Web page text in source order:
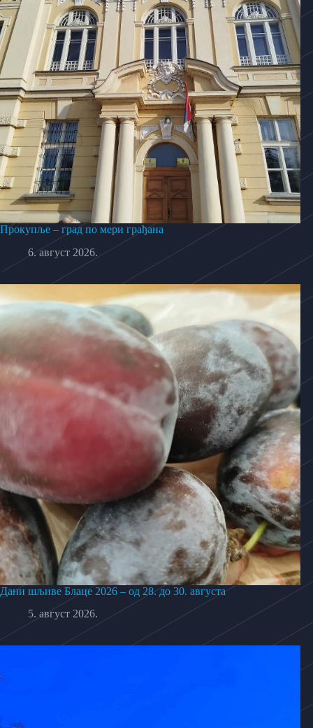
Прокупље – град по мери грађана
6. август 2026.
Дани шљиве Блаце 2026 – од 28. до 30. августа
5. август 2026.